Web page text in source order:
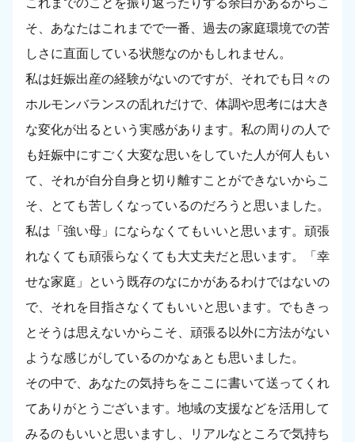
これまでのことを振り返ったりする余白があるからこ
そ、あなたはこれまでで一番、過去の家庭環境での苦
しさに直面している状態なのかもしれません。
私は妊娠出産の経験がないのですが、それでも日々の
ホルモンバランスの乱れだけで、体調や思考には大き
な変化が出るという実感があります。私の周りの人で
も妊娠中にすごく大変な思いをしていた人が何人もい
て、それが自分自身と切り離すことができないからこ
そ、とても苦しくなっているのだろうと思いました。
私は「強い母」にならなくてもいいと思います。頑張
れなくても頑張らなくても大丈夫だと思います。「幸
せな家庭」という既存のなにかがあるわけではないの
で、それを目指さなくてもいいと思います。でもきっ
とそうは思えないからこそ、頑張る以外に方法がない
ような感じがしているのかなぁとも思いました。
その中で、あなたの気持ちをここに書いて送ってくれ
てありがとうございます。地域の支援などを活用して
みるのもいいと思いますし、リアルなところで気持ち